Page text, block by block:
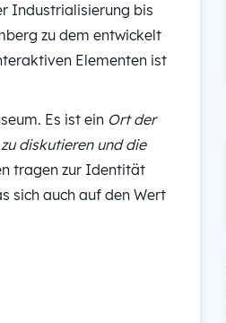
Industrialisierung bis
zu dem entwickelt
Elementen ist
Es ist ein Ort der
diskutieren und die
tragen zur Identität
sich auch auf den Wert